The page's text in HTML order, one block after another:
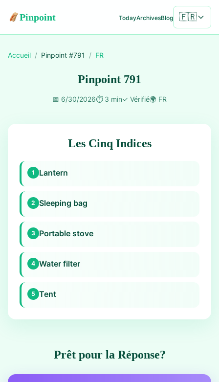
Pinpoint TodayArchivesBlog 🇫🇷
Accueil / Pinpoint #791 / FR
Pinpoint 791
📅 6/30/2026⏱️ 3 min✓ Vérifié🌍 FR
Les Cinq Indices
1 Lantern
2 Sleeping bag
3 Portable stove
4 Water filter
5 Tent
Prêt pour la Réponse?